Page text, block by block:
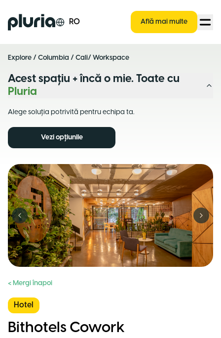
Logo Pluria RO Află mai multe
Explore / Columbia / Cali/ Workspace
Acest spațiu + încă o mie. Toate cu
Pluria
Alege soluția potrivită pentru echipa ta.
Vezi opțiunile
Previous slide Next
< Mergi înapoi
Hotel
Bithotels Cowork